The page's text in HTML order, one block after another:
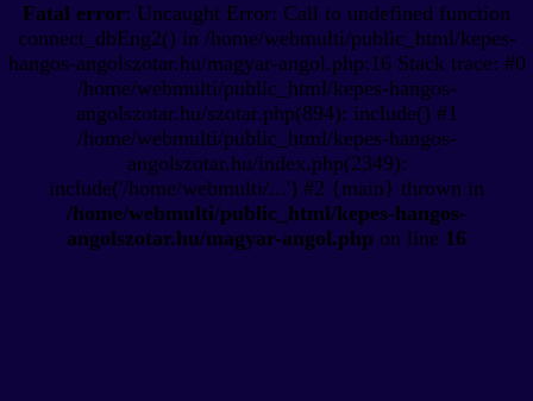
Fatal error: Uncaught Error: Call to undefined function
connect_dbEng2() in /home/webmulti/public_html/kepes-
hangos-angolszotar.hu/magyar-angol.php:16 Stack trace: #0
/home/webmulti/public_html/kepes-hangos-
angolszotar.hu/szotar.php(894): include() #1
/home/webmulti/public_html/kepes-hangos-
angolszotar.hu/index.php(2349):
include('/home/webmulti/...') #2 {main} thrown in
/home/webmulti/public_html/kepes-hangos-
angolszotar.hu/magyar-angol.php on line 16